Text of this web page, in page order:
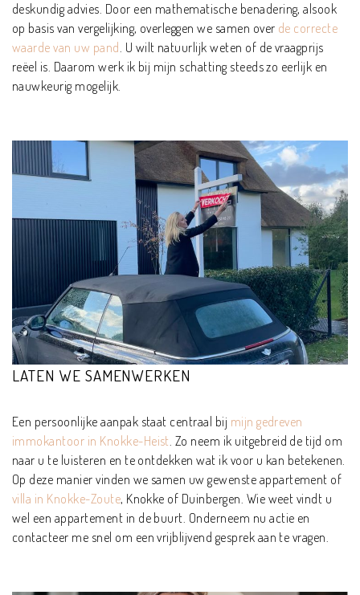
deskundig advies. Door een mathematische benadering, alsook
op basis van vergelijking, overleggen we samen over de correcte
waarde van uw pand. U wilt natuurlijk weten of de vraagprijs
reëel is. Daarom werk ik bij mijn schatting steeds zo eerlijk en
nauwkeurig mogelijk.
LATEN WE SAMENWERKEN
Een persoonlijke aanpak staat centraal bij mijn gedreven
immokantoor in Knokke-Heist . Zo neem ik uitgebreid de tijd om
naar u te luisteren en te ontdekken wat ik voor u kan betekenen.
Op deze manier vinden we samen uw gewenste appartement of
villa in Knokke-Zoute, Knokke of Duinbergen. Wie weet vindt u
wel een appartement in de buurt. Onderneem nu actie en
contacteer me snel om een vrijblijvend gesprek aan te vragen.